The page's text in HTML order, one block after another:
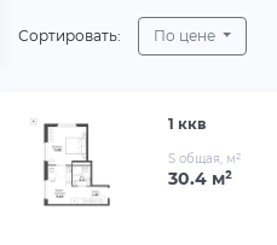
Сортировать: По цене
1 ккв
S общая, м²
30.4 м²